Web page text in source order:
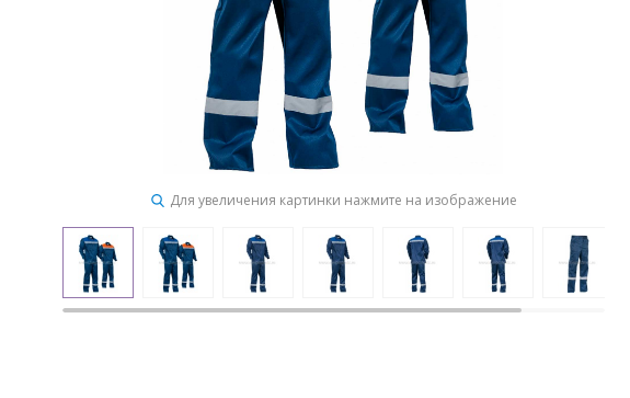
Для увеличения картинки нажмите на изображение